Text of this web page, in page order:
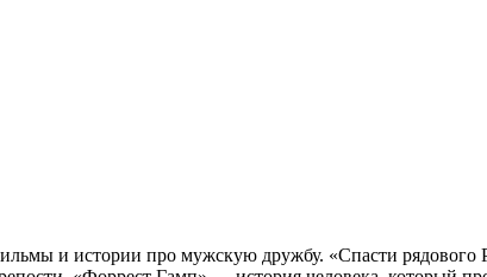
и истории про мужскую дружбу. «Спасти рядового